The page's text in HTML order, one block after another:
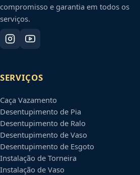
compromisso e garantia em todos os
serviços.
SERVIÇOS
Caça Vazamento
Desentupimento de Pia
Desentupimento de Ralo
Desentupimento de Vaso
Desentupimento de Esgoto
Instalação de Torneira
Instalação de Vaso